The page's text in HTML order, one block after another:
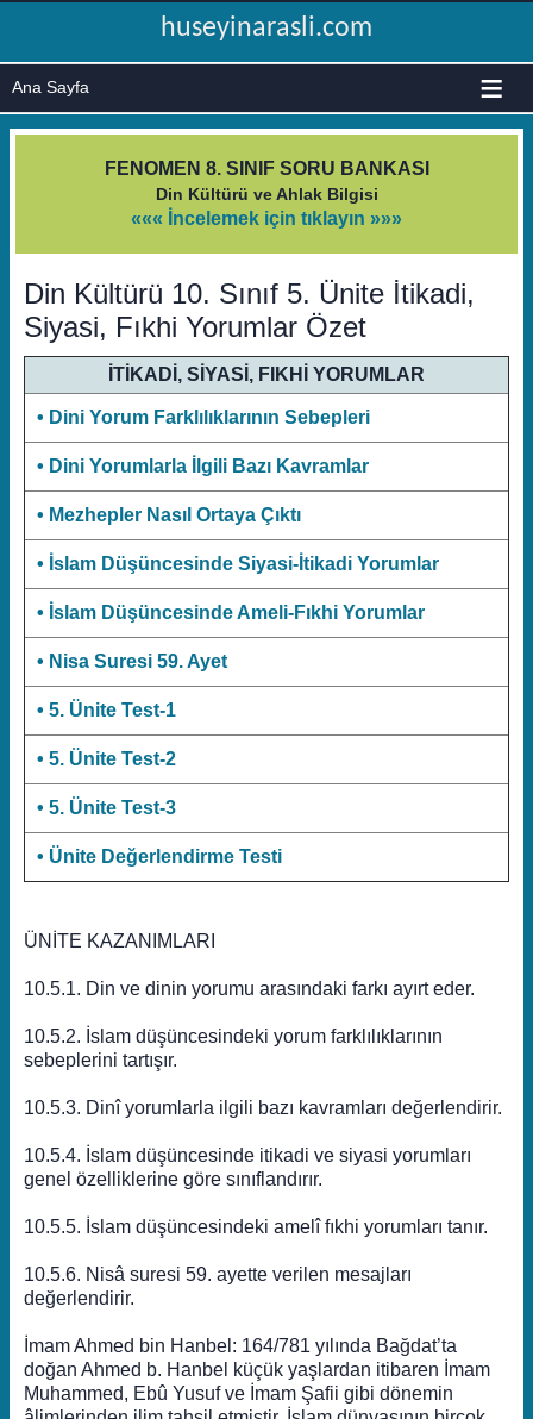
huseyinarasli.com
≡
FENOMEN 8. SINIF SORU BANKASI
Din Kültürü ve Ahlak Bilgisi
««« İncelemek için tıklayın »»»
Din Kültürü 10. Sınıf 5. Ünite İtikadi,
Siyasi, Fıkhi Yorumlar Özet
İTİKADİ, SİYASİ, FIKHİ YORUMLAR
• Dini Yorum Farklılıklarının Sebepleri
• Dini Yorumlarla İlgili Bazı Kavramlar
• Mezhepler Nasıl Ortaya Çıktı
• İslam Düşüncesinde Siyasi-İtikadi Yorumlar
• İslam Düşüncesinde Ameli-Fıkhi Yorumlar
• Nisa Suresi 59. Ayet
• 5. Ünite Test-1
• 5. Ünite Test-2
• 5. Ünite Test-3
• Ünite Değerlendirme Testi
ÜNİTE KAZANIMLARI
10.5.1. Din ve dinin yorumu arasındaki farkı ayırt eder.
10.5.2. İslam düşüncesindeki yorum farklılıklarının
sebeplerini tartışır.
10.5.3. Dinî yorumlarla ilgili bazı kavramları değerlendirir.
10.5.4. İslam düşüncesinde itikadi ve siyasi yorumları
genel özelliklerine göre sınıflandırır.
10.5.5. İslam düşüncesindeki amelî fıkhi yorumları tanır.
10.5.6. Nisâ suresi 59. ayette verilen mesajları
değerlendirir.
İmam Ahmed bin Hanbel: 164/781 yılında Bağdat’ta
doğan Ahmed b. Hanbel küçük yaşlardan itibaren İmam
Muhammed, Ebû Yusuf ve İmam Şafii gibi dönemin